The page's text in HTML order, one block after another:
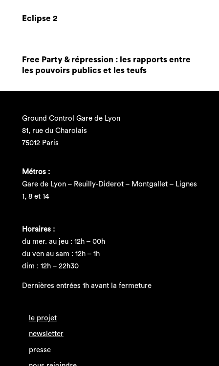
Eclipse 2
Free Party & répression : les rapports entre
les pouvoirs publics et les teufs
Ground Control Gare de Lyon
81, rue du Charolais
75012 Paris
Métros :
Gare de Lyon – Reuilly-Diderot – Montgallet – Lignes
1, 8 et 14
Horaires :
du mer. au jeu : 12h – 00h
du ven au sam : 12h – 1h
dim : 12h – 22h30
Dernières entrées 1h avant la fermeture
le projet
newsletter
presse